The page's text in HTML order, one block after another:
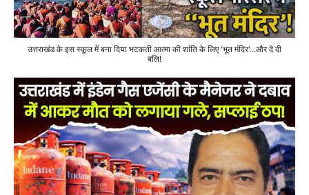
उत्तराखंड के इस स्कूल में बना दिया भटकती आत्मा की शांति के लिए 'भूत मंदिर'...और दे दी
बलि!